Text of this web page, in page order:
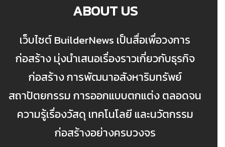
ABOUT US
เว็บไซต์ BuilderNews เป็นสื่อเพื่อวงการ
ก่อสร้าง มุ่งนำเสนอเรื่องราวเกี่ยวกับธุรกิจ
ก่อสร้าง การพัฒนาอสังหาริมทรัพย์
สถาปัตยกรรม การออกแบบตกแต่ง ตลอดจน
ความรู้เรื่องวัสดุ เทคโนโลยี และนวัตกรรม
ก่อสร้างอย่างครบวงจร